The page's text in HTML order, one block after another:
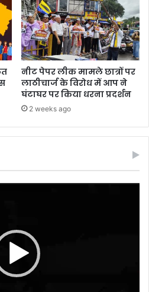
नीट पेपर लीक मामले छात्रों पर
लाठीचार्ज के विरोध में आप ने
घंटाघर पर किया धरना प्रदर्शन
2 weeks ago